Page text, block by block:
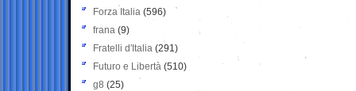
Forza Italia (596)
frana (9)
Fratelli d'Italia (291)
Futuro e Libertà (510)
g8 (25)